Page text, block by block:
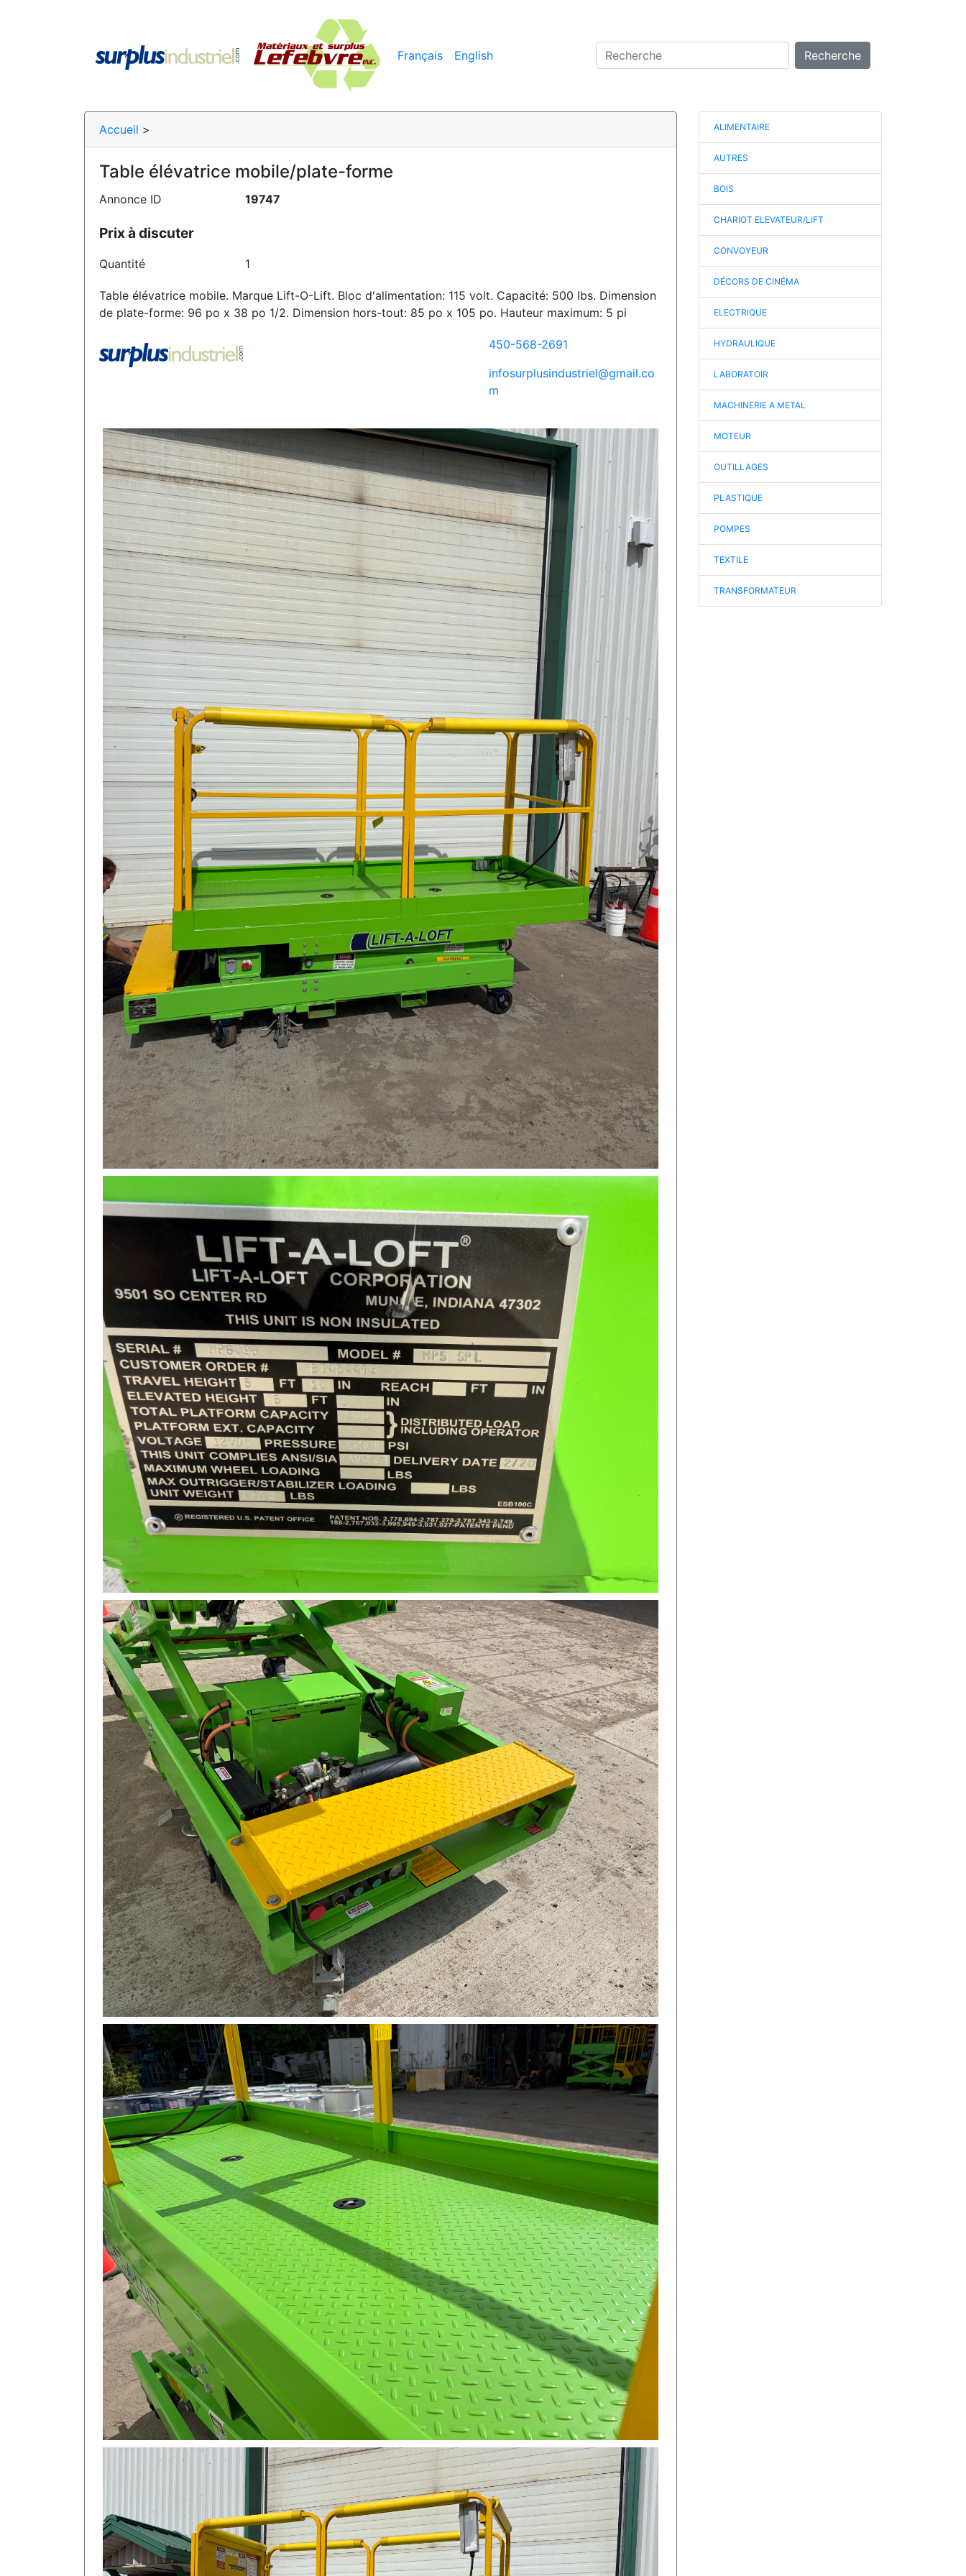
Français English Recherche
Accueil >
Table élévatrice mobile/plate-forme
Annonce ID 19747
Prix à discuter
Quantité 1
Table élévatrice mobile. Marque Lift-O-Lift. Bloc d'alimentation: 115 volt. Capacité: 500 lbs. Dimension
de plate-forme: 96 po x 38 po 1/2. Dimension hors-tout: 85 po x 105 po. Hauteur maximum: 5 pi
450-568-2691
infosurplusindustriel@gmail.co
m
ALIMENTAIRE
AUTRES
BOIS
CHARIOT ELEVATEUR/LIFT
CONVOYEUR
DÉCORS DE CINÉMA
ELECTRIQUE
HYDRAULIQUE
LABORATOIR
MACHINERIE A METAL
MOTEUR
OUTILLAGES
PLASTIQUE
POMPES
TEXTILE
TRANSFORMATEUR